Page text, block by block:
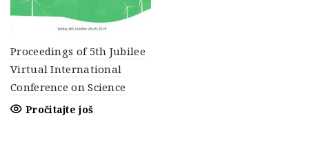
Proceedings of 5th Jubilee
Virtual International
Conference on Science
Pročitajte još